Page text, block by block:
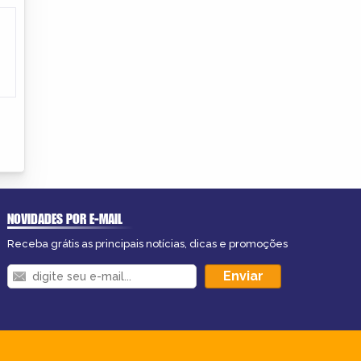
NOVIDADES POR E-MAIL
Receba grátis as principais notícias, dicas e promoções